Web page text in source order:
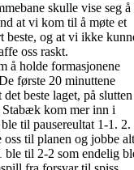
skulle vise seg å
at vi kom til å møte et
beste, og at vi ikke
oss raskt.
å holde formasjonene
første 20 minuttene
beste laget, på slutten
kom mer inn i
til pausereultat 1-1. 2.
til planen og jobbe alt
ble til 2-2 som endelig